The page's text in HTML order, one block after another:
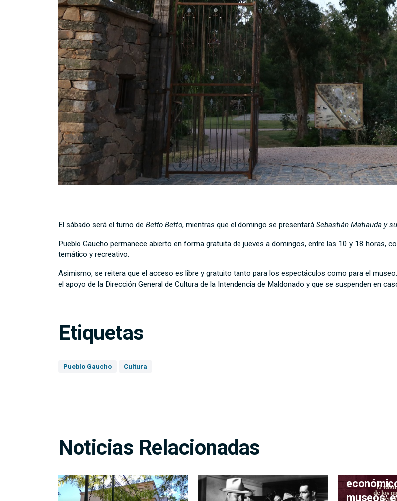
El sábado será el turno de Betto Betto, mientras que el domingo se presentará Sebastián Matiauda y
Pueblo Gaucho permanece abierto en forma gratuita de jueves a domingos, entre las 10 y 18 horas,
temático y recreativo.
Asimismo, se reitera que el acceso es libre y gratuito tanto para los espectáculos como para el
el apoyo de la Dirección General de Cultura de la Intendencia de Maldonado y que se suspenden en
Etiquetas
Pueblo Gaucho Cultura
Noticias Relacionadas
museos: